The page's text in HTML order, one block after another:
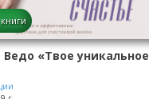
Ведо «Твое уникальное